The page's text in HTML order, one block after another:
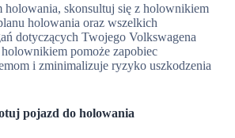
holowania, skonsultuj się z holownikiem
holowania oraz wszelkich
dotyczących Twojego Volkswagena
pomoże zapobiec
i zminimalizuje ryzyko uszkodzenia
pojazd do holowania